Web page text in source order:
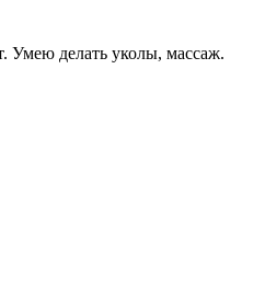
Умею делать уколы, массаж.